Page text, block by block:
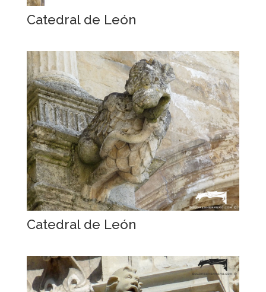
Catedral de León
Catedral de León